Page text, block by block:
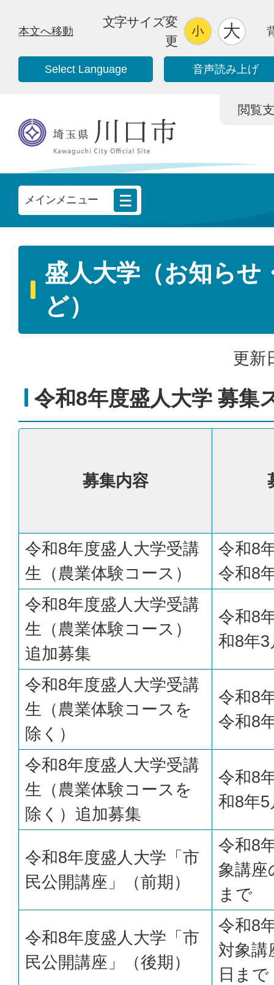
本文へ移動
文字サイズ変
更
Select Language 音声読み上げ
閲覧
メインメニュー
盛人大学（お知らせ
ど）
更新
令和8年度盛人大学 募集
募集内容
令和8年度盛人大学受講
生（農業体験コース）
令和8
令和8
令和8年度盛人大学受講
生（農業体験コース）
追加募集
令和8
和8年
令和8年度盛人大学受講
生（農業体験コースを
除く）
令和8
令和8
令和8年度盛人大学受講
生（農業体験コースを
除く）追加募集
令和8
和8年
令和8年度盛人大学「市
民公開講座」（前期）
令和8
象講座
まで
令和8年度盛人大学「市
民公開講座」（後期）
令和8
対象講
日ま